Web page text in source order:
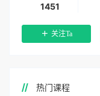
1451
关注Ta
热门课程